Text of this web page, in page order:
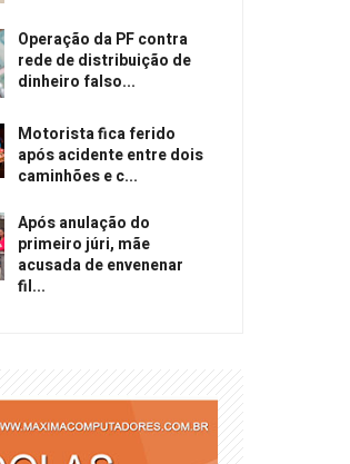
Operação da PF contra
rede de distribuição de
dinheiro falso...
Motorista fica ferido
após acidente entre dois
caminhões e c...
Após anulação do
primeiro júri, mãe
acusada de envenenar
fil...